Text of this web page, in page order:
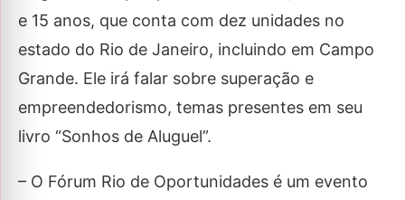
e 15 anos, que conta com dez unidades no
estado do Rio de Janeiro, incluindo em Campo
Grande. Ele irá falar sobre superação e
empreendedorismo, temas presentes em seu
livro “Sonhos de Aluguel”.
– O Fórum Rio de Oportunidades é um evento